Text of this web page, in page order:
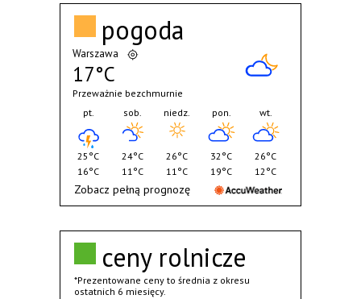
ceny rolnicze
*Prezentowane ceny to średnia z okresu
ostatnich 6 miesięcy.
pogoda
Warszawa
17°C
Przeważnie bezchmurnie
pt.
25°C
16°C
sob.
24°C
11°C
niedz.
26°C
11°C
pon.
32°C
19°C
wt.
26°C
12°C
Zobacz pełną prognozę